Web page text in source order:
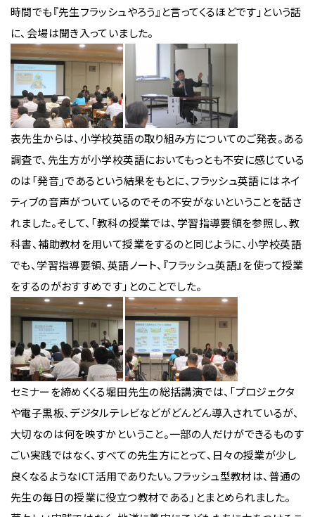
時間でも『先生フラッシュやろう』と言ってくるほどです」という話
に、会場は聞き入っていました。
表先生からは、小学校英語の取り組み方についてのご発表。ある
調査で、先生方が小学校英語においてもっとも不安に感じている
のは「発音」であるという結果をもとに、フラッシュ英語にはネイ
ティブの音声がついているのでその不安がないということを話さ
れました。そして、「教科の授業では、学習指導要領を参照し、教
科書、補助教材を用いて授業をするのと同じように、小学校英語
でも、学習指導要領、英語ノート、『フラッシュ英語』を使って授業
をするのがおすすめです」とのことでした。
セミナーを締めくくる堀田先生の総括講演では、「プロジェクタ
や電子黒板、デジタルテレビなどがどんどん導入されているが、
大切なのは何を映すかということ。一部の人だけができるものす
ごい実践ではなく、すべての先生方にとって、日々の授業が少し
良くなるようなICT活用でありたい。フラッシュ型教材は、普通の
先生の毎日の授業に役立つ教材である」とまとめられました。